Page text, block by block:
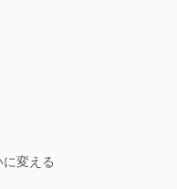
変える